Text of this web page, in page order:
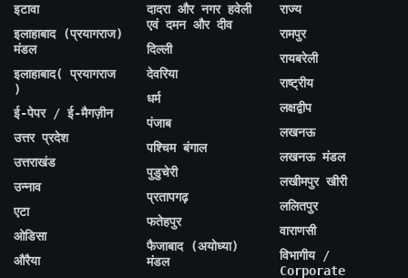
इटावा
इलाहाबाद (प्रयागराज)
मंडल
इलाहाबाद( प्रयागराज
)
ई-पेपर / ई-मैगज़ीन
उत्तर प्रदेश
उत्तराखंड
उन्नाव
एटा
ओडिसा
औरैया
दादरा और नगर हवेली
एवं दमन और दीव
दिल्ली
देवरिया
धर्म
पंजाब
पश्चिम बंगाल
पुडुचेरी
प्रतापगढ़
फतेहपुर
फैजाबाद (अयोध्या)
मंडल
राज्य
रामपुर
रायबरेली
राष्ट्रीय
लक्षद्वीप
लखनऊ
लखनऊ मंडल
लखीमपुर खीरी
ललितपुर
वाराणसी
विभागीय /
Corporate